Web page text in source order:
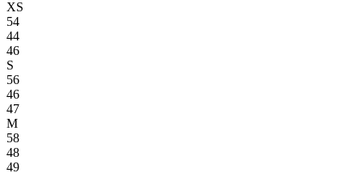
XS
54
44
46
S
56
46
47
M
58
48
49